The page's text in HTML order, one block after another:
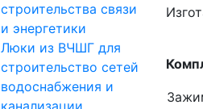
строительства связи
и энергетики
Люки из ВЧШГ для
строительство сетей
водоснабжения и
канализации